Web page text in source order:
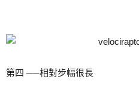
第四 ──相對步幅很長